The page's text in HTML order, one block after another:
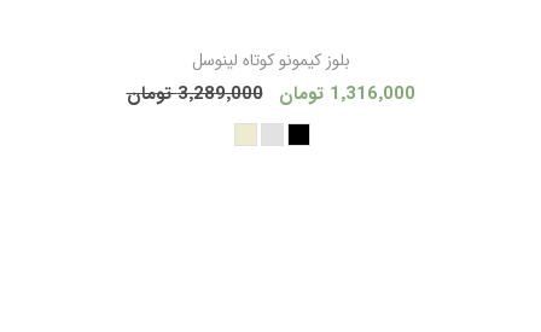
بلوز کیمونو کوتاه لینوسل
1٬316٬000 تومان 3٬289٬000 تومان